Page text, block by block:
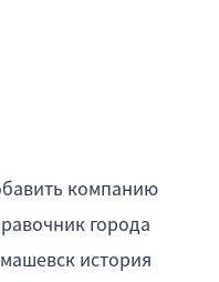
компанию
города
история